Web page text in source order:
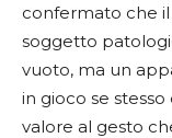
confermato che
soggetto
vuoto, ma un
in gioco se
valore al gesto